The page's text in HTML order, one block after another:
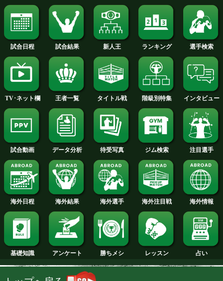
2015年
2014年
2013年
2012年
2011年
2010年